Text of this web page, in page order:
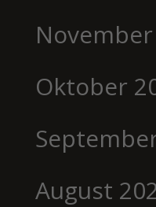
Oktober
August